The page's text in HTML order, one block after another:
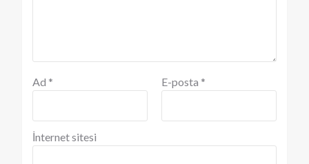
Ad * E-posta *
İnternet sitesi